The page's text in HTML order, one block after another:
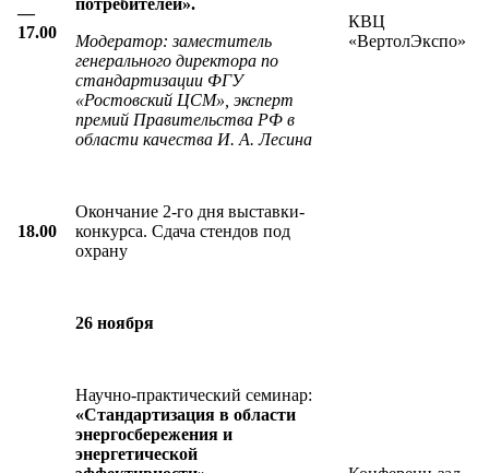
—
17.00
Модератор: заместитель
генерального директора по
стандартизации ФГУ
«Ростовский ЦСМ», эксперт
премий Правительства РФ в
области качества И. А. Лесина
КВЦ
«ВертолЭкспо»
18.00
Окончание 2-го дня выставки-
конкурса. Сдача стендов под
охрану
26 ноября
Научно-практический семинар:
«Стандартизация в области
энергосбережения и
энергетической